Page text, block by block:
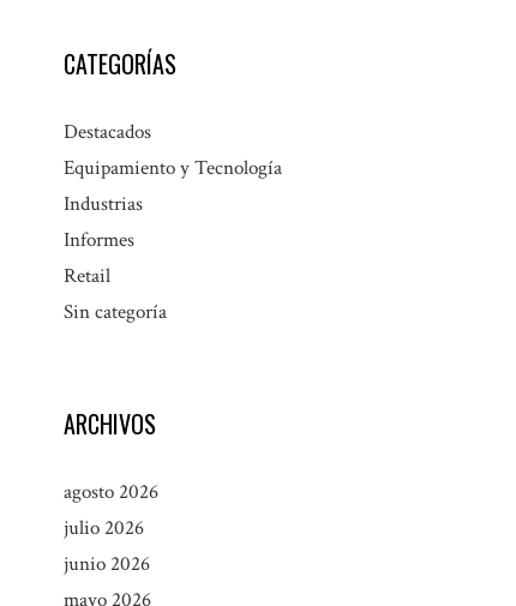
CATEGORÍAS
Destacados
Equipamiento y Tecnología
Industrias
Informes
Retail
Sin categoría
ARCHIVOS
agosto 2026
julio 2026
junio 2026
mayo 2026